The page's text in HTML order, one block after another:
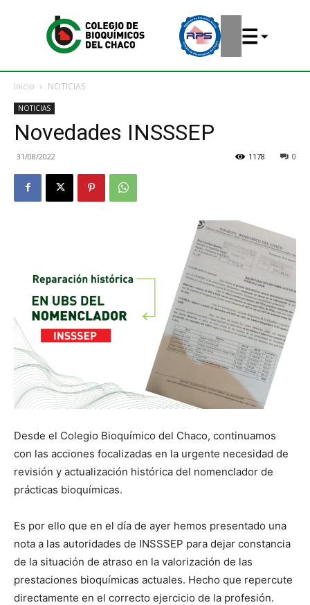
Inicio NOTICIAS
NOTICIAS
Novedades INSSSEP
31/08/2022 0
1178
Desde el Colegio Bioquímico del Chaco, continuamos
con las acciones focalizadas en la urgente necesidad de
revisión y actualización histórica del nomenclador de
prácticas bioquímicas.
Es por ello que en el día de ayer hemos presentado una
nota a las autoridades de INSSSEP para dejar constancia
de la situación de atraso en la valorización de las
prestaciones bioquímicas actuales. Hecho que repercute
directamente en el correcto ejercicio de la profesión.